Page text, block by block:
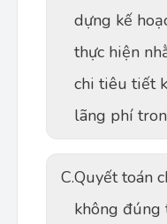
dựng kế
thực hiện
chi tiêu tiết
lãng phí
C.Quyết toán
không đúng